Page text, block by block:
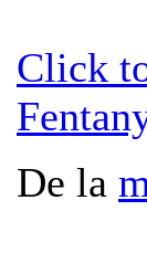
Click
De la